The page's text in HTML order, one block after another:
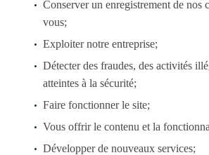
Conserver un enregistrement de nos
vous;
Exploiter notre entreprise;
Détecter des fraudes, des activités
atteintes à la sécurité;
Faire fonctionner le site;
Vous offrir le contenu et la
Développer de nouveaux services;